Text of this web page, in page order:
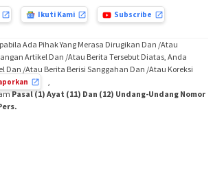
Ikuti Kami Subscribe
Ada Pihak Yang Merasa Dirugikan Dan /Atau
Artikel Dan /Atau Berita Tersebut Diatas, Anda
Dan /Atau Berita Berisi Sanggahan Dan /Atau Koreksi
Pasal (1) Ayat (11) Dan (12) Undang-Undang Nomor